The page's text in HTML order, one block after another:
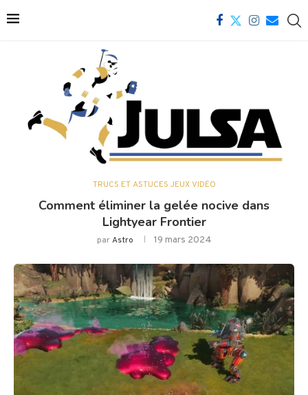
TRUCS ET ASTUCES JEUX VIDÉO
Comment éliminer la gelée nocive dans
Lightyear Frontier
parAstro 19 mars 2024